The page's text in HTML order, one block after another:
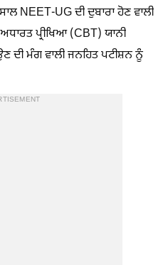
NEET-UG ਦੀ ਦੁਬਾਰਾ ਹੋਣ ਵਾਲੀ
ਪ੍ਰੀਖਿਆ (CBT) ਯਾਨੀ
ਦੀ ਮੰਗ ਵਾਲੀ ਜਨਹਿਤ ਪਟੀਸ਼ਨ ਨੂੰ